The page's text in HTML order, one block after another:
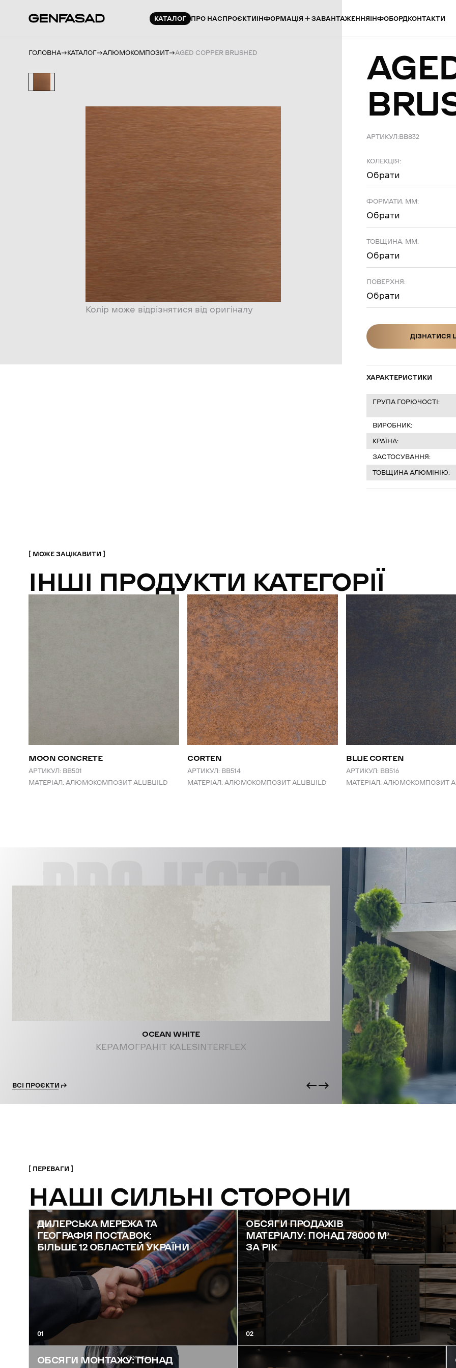
КАТАЛОГ ПРО НАСПРОЄКТИІНФОРМАЦІЯ ЗАВАНТАЖЕННЯІНФОБОРДКОНТАКТИ
ГОЛОВНА КАТАЛОГ АЛЮМОКОМПОЗИТ AGED COPPER BRUSHED
Колір може відрізнятися від оригіналу
АРТИКУЛ:BB832
КОЛЕКЦІЯ:
Обрати
ФОРМАТИ, ММ:
Обрати
ТОВЩИНА, ММ:
Обрати
ПОВЕРХНЯ:
Обрати
ДІЗНАТИСЯ
ХАРАКТЕРИСТИКИ
ГРУПА ГОРЮЧОСТІ:
ВИРОБНИК:
КРАЇНА:
ЗАСТОСУВАННЯ:
ТОВЩИНА АЛЮМІНІЮ:
МОЖЕ ЗАЦІКАВИТИ
ІНШІ ПРОДУКТИ КАТЕГОРІЇ
MOON CONCRETE
АРТИКУЛ: BB501
МАТЕРІАЛ: АЛЮМОКОМПОЗИТ ALUBUILD
CORTEN
АРТИКУЛ: BB514
МАТЕРІАЛ: АЛЮМОКОМПОЗИТ ALUBUILD
BLUE CORTEN
АРТИКУЛ: BB516
МАТЕРІАЛ: АЛЮМОКОМПОЗИТ
PROJECTS
OCEAN WHITE
КЕРАМОГРАНІТ KALESINTERFLEX
ВСІ ПРОЄКТИ
ПЕРЕВАГИ
НАШІ СИЛЬНІ СТОРОНИ
ДИЛЕРСЬКА МЕРЕЖА ТА
ГЕОГРАФІЯ ПОСТАВОК:
БІЛЬШЕ 12 ОБЛАСТЕЙ УКРАЇНИ
01
ОБСЯГИ ПРОДАЖІВ
МАТЕРІАЛУ: ПОНАД 78000 М²
ЗА РІК
02
ОБСЯГИ МОНТАЖУ: ПОНАД